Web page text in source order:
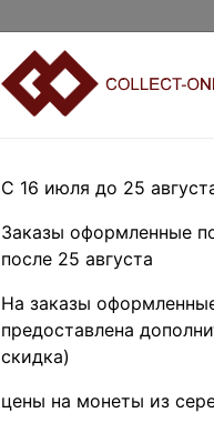
С 16 июля до 25
Заказы оформленные
после 25 августа
На заказы
предоставлена
скидка)
цены на монеты из